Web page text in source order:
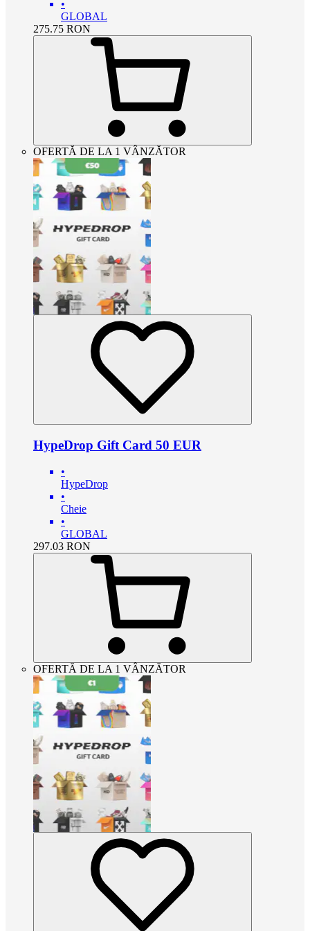
•
GLOBAL
275.75 RON
OFERTĂ DE LA 1 VÂNZĂTOR
HypeDrop Gift Card 50 EUR
•
HypeDrop
•
Cheie
•
GLOBAL
297.03 RON
OFERTĂ DE LA 1 VÂNZĂTOR